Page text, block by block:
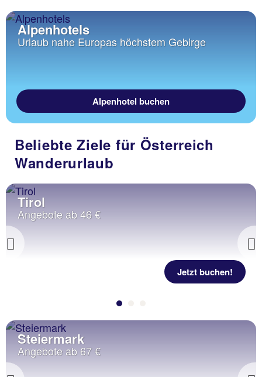
Alpenhotels
Urlaub nahe Europas höchstem Gebirge
Alpenhotel buchen
Beliebte Ziele für Österreich
Wanderurlaub
Previous
Tirol
Angebote ab 46 €
Jetzt buchen!
Steiermark
Angebote ab 67 €